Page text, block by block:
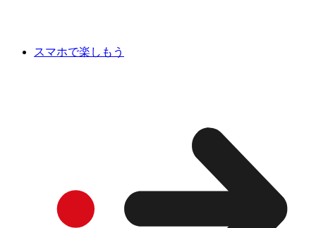
スマホで楽しもう